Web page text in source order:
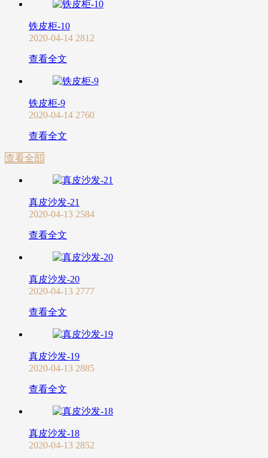
铁皮柜-10
2020-04-14 2812
查看全文
铁皮柜-9
2020-04-14 2760
查看全文
查看全部
真皮沙发-21
2020-04-13 2584
查看全文
真皮沙发-20
2020-04-13 2777
查看全文
真皮沙发-19
2020-04-13 2885
查看全文
真皮沙发-18
2020-04-13 2852